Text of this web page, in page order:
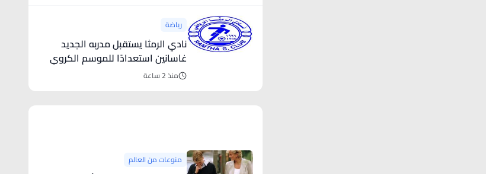
رياضة
نادي الرمثا يستقبل مدربه الجديد
غاسانين استعدادًا للموسم الكروي
المقبل
منذ 2 ساعة
منوعات من العالم